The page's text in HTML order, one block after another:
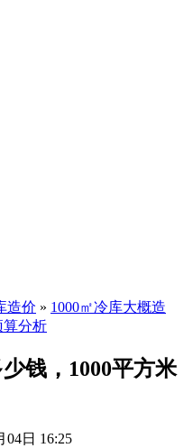
造价 » 1000㎡冷库大概造
算分析
钱，1000平方米
04日 16:25